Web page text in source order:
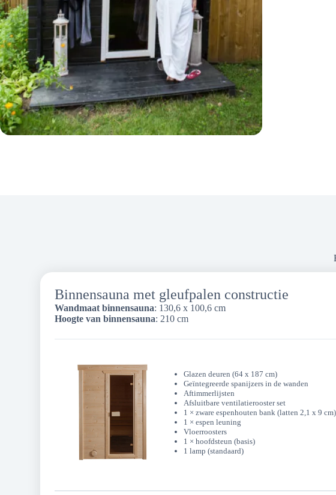
Binnensauna met gleufpalen constructie
Wandmaat binnensauna: 130,6 x 100,6 cm
Hoogte van binnensauna: 210 cm
Glazen deuren (64 x 187 cm)
Geïntegreerde spanijzers in de wanden
Aftimmerlijsten
Afsluitbare ventilatierooster set
1 × zware espenhouten bank (latten 2,1 x 9 cm)
1 × espen leuning
Vloerroosters
1 × hoofdsteun (basis)
1 lamp (standaard)